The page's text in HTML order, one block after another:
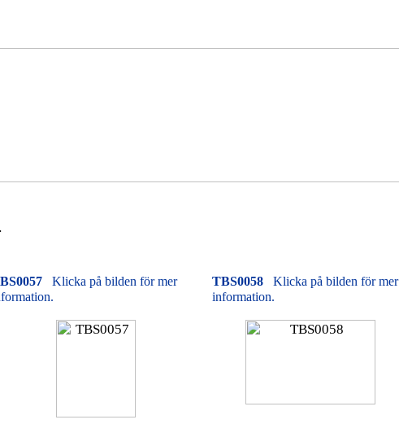
Klicka på bilden för mer
TBS0058
Klicka på bilden för mer
information.